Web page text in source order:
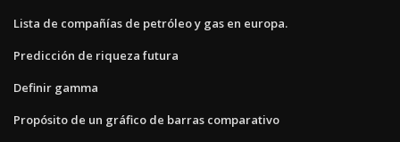
Lista de compañías de petróleo y gas en europa.
Predicción de riqueza futura
Definir gamma
Propósito de un gráfico de barras comparativo